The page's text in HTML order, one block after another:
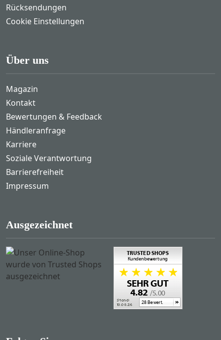
Rücksendungen
Cookie Einstellungen
Über uns
Magazin
Kontakt
Bewertungen & Feedback
Händleranfrage
Karriere
Soziale Verantwortung
Barrierefreiheit
Impressum
Ausgezeichnet